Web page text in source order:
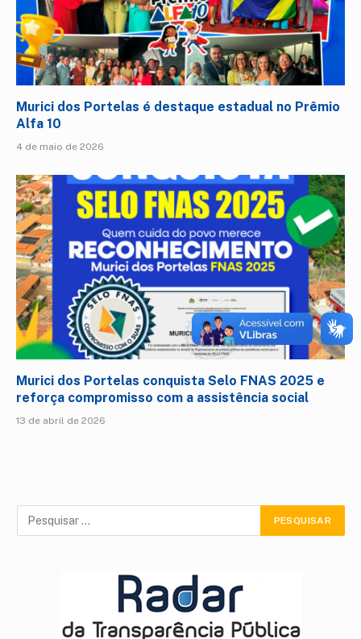
Murici dos Portelas é destaque estadual no Prêmio
Alfa 10
4 de maio de 2026
Murici dos Portelas conquista Selo FNAS 2025 e
reforça compromisso com a assistência social
13 de abril de 2026